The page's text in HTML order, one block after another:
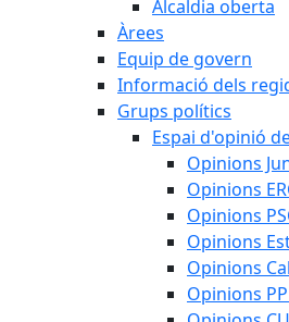
Alcaldia oberta
Àrees
Equip de govern
Informació dels
Grups polítics
Espai d'opinió
Opinions
Opinions
Opinions
Opinions
Opinions
Opinions